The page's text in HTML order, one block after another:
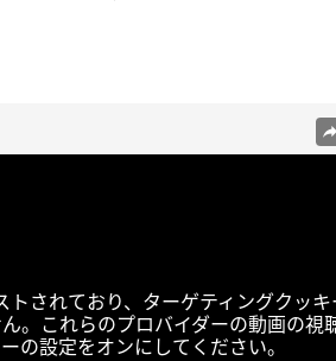
されており、ターゲティングクッキ
。これらのプロバイダーの動画の視
の設定をオンにしてください。